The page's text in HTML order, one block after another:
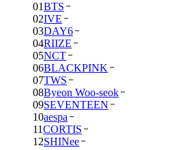
01BTS
02IVE
03DAY6
04RIIZE
05NCT
06BLACKPINK
07TWS
08Byeon Woo-seok
09SEVENTEEN
10aespa
11CORTIS
12SHINee